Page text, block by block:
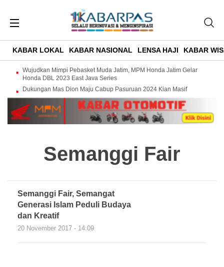
KABAR LOKAL KABAR NASIONAL LENSA HAJI KABAR
Wujudkan Mimpi Pebasket Muda Jatim, MPM Honda Jatim Gelar
Honda DBL 2023 East Java Series
Dukungan Mas Dion Maju Cabup Pasuruan 2024 Kian Masif
Semanggi Fair
Semanggi Fair, Semangat
Generasi Islam Peduli Budaya
dan Kreatif
20 November 2017 - 14:09